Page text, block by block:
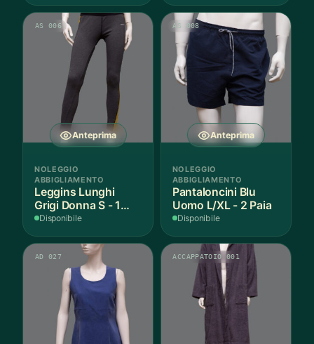
Anteprima
AS 006
NOLEGGIO
ABBIGLIAMENTO
Leggins Lunghi
Grigi Donna S - 1
Paio
Disponibile
Anteprima
AS 008
NOLEGGIO
ABBIGLIAMENTO
Pantaloncini Blu
Uomo L/XL - 2 Paia
Disponibile
AD 027 ACCAPPATOIO 001